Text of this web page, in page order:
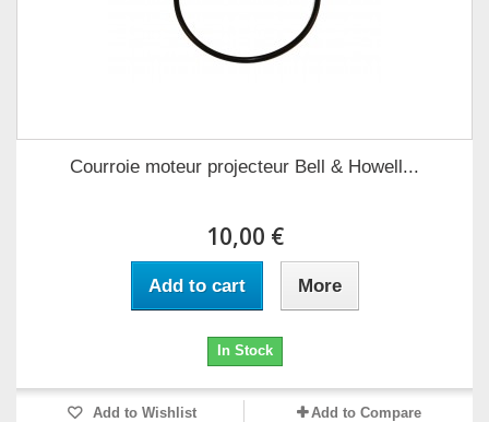
Courroie moteur projecteur Bell & Howell...
10,00 €
Add to cart More
In Stock
Add to Wishlist Add to Compare